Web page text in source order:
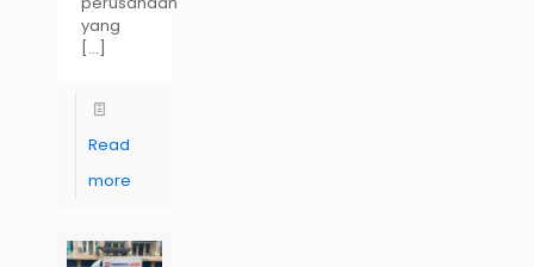
yang
[…]
Read
more